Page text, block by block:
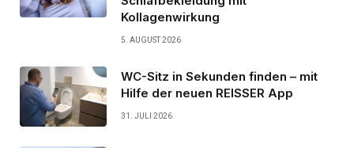
Kollagenwirkung
5. AUGUST 2026
WC-Sitz in Sekunden finden – mit
Hilfe der neuen REISSER App
31. JULI 2026